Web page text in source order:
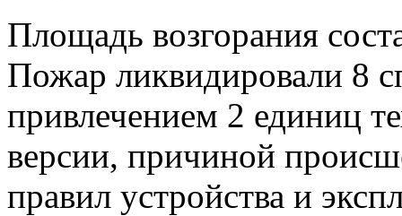
Площадь возгорания
Пожар ликвидировали 8
привлечением 2 единиц
версии, причиной
правил устройства и